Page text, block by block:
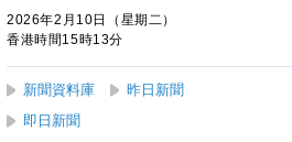
2026年2月10日（星期二）
香港時間15時13分
新聞資料庫 昨日新聞
即日新聞